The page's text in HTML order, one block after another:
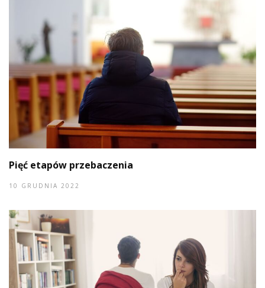
Pięć etapów przebaczenia
10 GRUDNIA 2022